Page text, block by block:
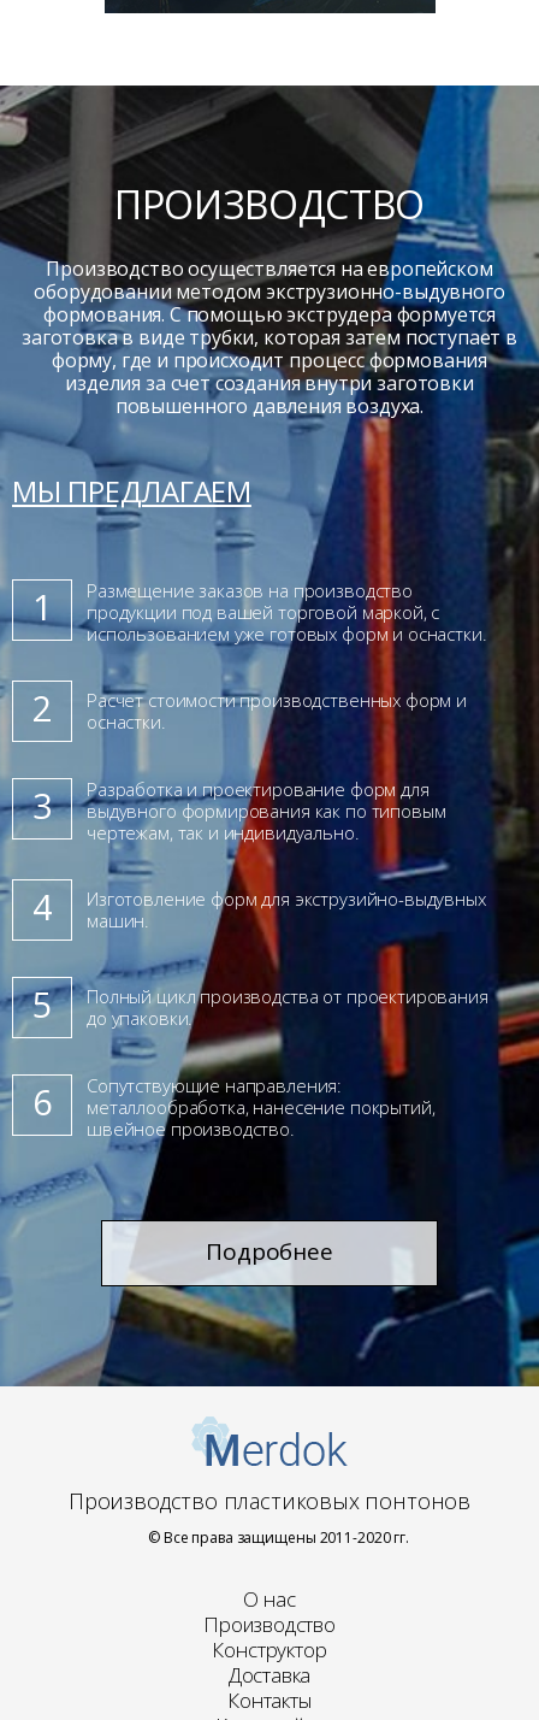
ПРОИЗВОДСТВО
Производство осуществляется на европейском
оборудовании методом экструзионно-выдувного
формования. С помощью экструдера формуется
заготовка в виде трубки, которая затем поступает в
форму, где и происходит процесс формования
изделия за счет создания внутри заготовки
повышенного давления воздуха.
МЫ ПРЕДЛАГАЕМ
1
Размещение заказов на производство
продукции под вашей торговой маркой, с
использованием уже готовых форм и оснастки.
2
Расчет стоимости производственных форм и
оснастки.
3
Разработка и проектирование форм для
выдувного формирования как по типовым
чертежам, так и индивидуально.
4
Изготовление форм для экструзийно-выдувных
машин.
5
Полный цикл производства от проектирования
до упаковки.
6
Сопутствующие направления:
металлообработка, нанесение покрытий,
швейное производство.
Подробнее
Производство пластиковых понтонов
© Все права защищены 2011-2020 гг.
О нас
Производство
Конструктор
Доставка
Контакты